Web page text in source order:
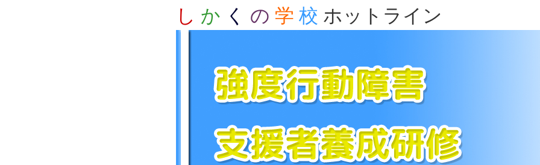
し か く の 学 校 ホットライン